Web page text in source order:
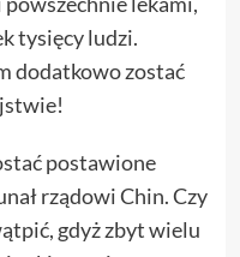
tysięcy ludzi.
dodatkowo zostać
postawione
rządowi Chin. Czy
gdyż zbyt wielu